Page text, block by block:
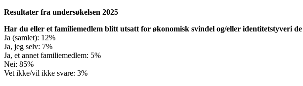
Resultater fra undersøkelsen 2025
Har du eller et familiemedlem blitt utsatt for økonomisk svindel og/eller identitetstyveri de
Ja (samlet): 12%
Ja, jeg selv: 7%
Ja, et annet familiemedlem: 5%
Nei: 85%
Vet ikke/vil ikke svare: 3%